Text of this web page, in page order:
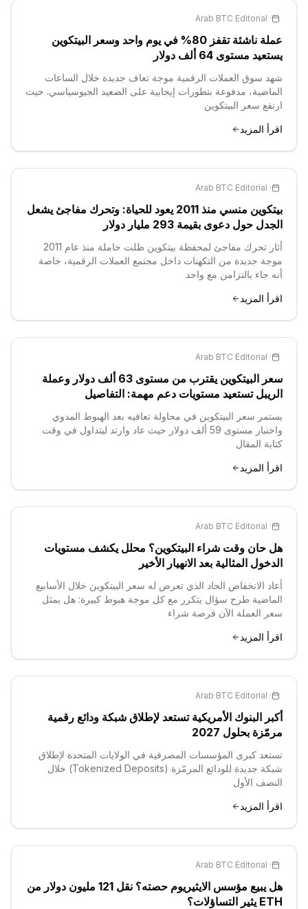
·
Arab BTC Editorial
عملة ناشئة تقفز 80% في يوم واحد وسعر البيتكوين
يستعيد مستوى 64 ألف دولار
شهد سوق العملات الرقمية موجة تعاف جديدة خلال الساعات
الماضية، مدفوعة بتطورات إيجابية على الصعيد الجيوسياسي. حيث
ارتفع سعر البيتكوين
اقرأ المزيد
·
Arab BTC Editorial
بيتكوين منسي منذ 2011 يعود للحياة: وتحرك مفاجئ يشعل
الجدل حول دعوى بقيمة 293 مليار دولار
أثار تحرك مفاجئ لمحفظة بيتكوين ظلت خاملة منذ عام 2011
موجة جديدة من التكهنات داخل مجتمع العملات الرقمية، خاصة
أنه جاء بالتزامن مع واحد
اقرأ المزيد
·
Arab BTC Editorial
سعر البيتكوين يقترب من مستوى 63 ألف دولار وعملة
الريبل تستعيد مستويات دعم مهمة: التفاصيل
يستمر سعر البيتكوين في محاولة تعافيه بعد الهبوط المدوي
واختبار مستوى 59 ألف دولار حيث عاد وارتد ليتداول في وقت
كتابة المقال
اقرأ المزيد
·
Arab BTC Editorial
هل حان وقت شراء البيتكوين؟ محلل يكشف مستويات
الدخول المثالية بعد الانهيار الأخير
أعاد الانخفاض الحاد الذي تعرض له سعر البيتكوين خلال الأسابيع
الماضية طرح سؤال يتكرر مع كل موجة هبوط كبيرة: هل يمثل
سعر العملة الآن فرصة شراء
اقرأ المزيد
·
Arab BTC Editorial
أكبر البنوك الأمريكية تستعد لإطلاق شبكة ودائع رقمية
مرمّزة بحلول 2027
تستعد كبرى المؤسسات المصرفية في الولايات المتحدة لإطلاق
شبكة جديدة للودائع المرمّزة (Tokenized Deposits) خلال
النصف الأول
اقرأ المزيد
·
Arab BTC Editorial
هل يبيع مؤسس الايثيريوم حصته؟ نقل 121 مليون دولار من
ETH يثير التساؤلات؟